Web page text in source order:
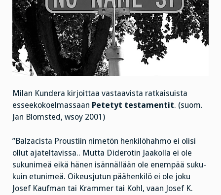
Milan Kundera kirjoittaa vastaavista ratkaisuista
esseekokoelmassaan Petetyt testamentit. (suom.
Jan Blomsted, wsoy 2001)
”Balzacista Proustiin nimetön henkilöhahmo ei olisi
ollut ajateltavissa.. Mutta Diderotin Jaakolla ei ole
sukunimeä eikä hänen isännällään ole enempää suku-
kuin etunimeä. Oikeusjutun päähenkilö ei ole joku
Josef Kaufman tai Krammer tai Kohl, vaan Josef K.